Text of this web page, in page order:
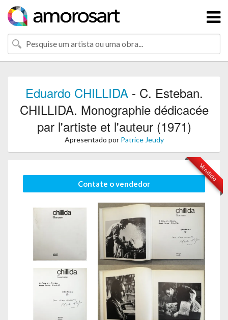
Eduardo CHILLIDA- C. Esteban.
CHILLIDA. Monographie dédicacée
par l'artiste et l'auteur (1971)
Apresentado por Patrice Jeudy
Vendido
Contate o vendedor